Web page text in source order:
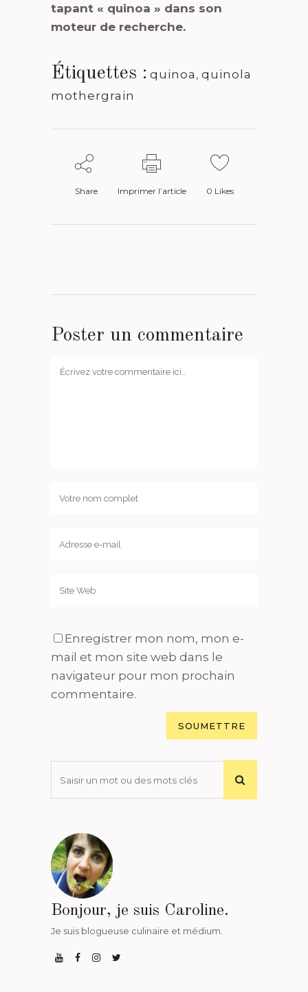
tapant « quinoa » dans son
moteur de recherche.
Étiquettes : quinoa , quinola
mothergrain
Share Imprimer l’article 0 Likes
Poster un commentaire
Enregistrer mon nom, mon e-
mail et mon site web dans le
navigateur pour mon prochain
commentaire.
Bonjour, je suis Caroline.
Je suis blogueuse culinaire et médium.